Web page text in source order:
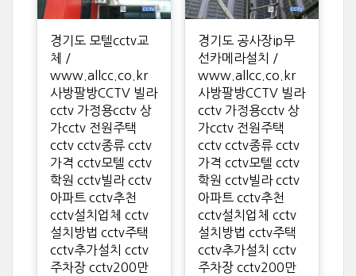
경기도 모텔cctv교
체 /
www.allcc.co.kr
사방팔방CCTV 빌라
cctv 가정용cctv 상
가cctv 전원주택
cctv cctv종류 cctv
가격 cctv모텔 cctv
학원 cctv빌라 cctv
아파트 cctv추천
cctv설치업체 cctv
설치방법 cctv주택
cctv추가설치 cctv
주차장 cctv200만
경기도 공사장ip무
선카메라설치 /
www.allcc.co.kr
사방팔방CCTV 빌라
cctv 가정용cctv 상
가cctv 전원주택
cctv cctv종류 cctv
가격 cctv모텔 cctv
학원 cctv빌라 cctv
아파트 cctv추천
cctv설치업체 cctv
설치방법 cctv주택
cctv추가설치 cctv
주차장 cctv200만